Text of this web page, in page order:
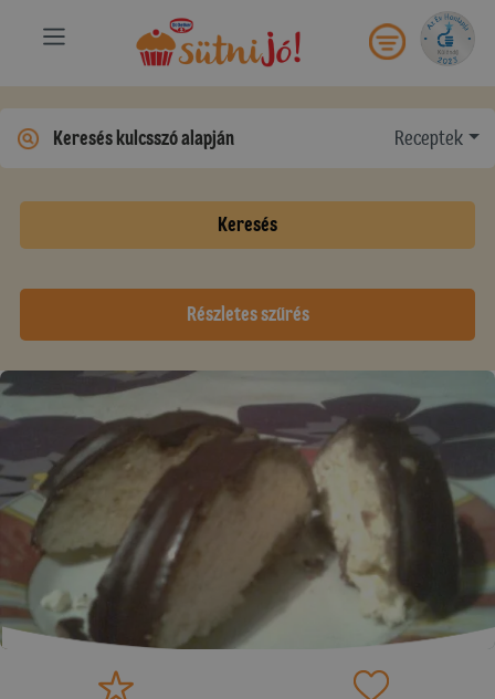
Receptek
Keresés
Részletes szűrés